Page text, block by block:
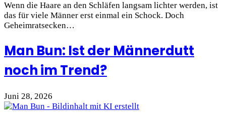
Wenn die Haare an den Schläfen langsam lichter werden, ist
das für viele Männer erst einmal ein Schock. Doch
Geheimratsecken…
Man Bun: Ist der Männerdutt
noch im Trend?
Juni 28, 2026